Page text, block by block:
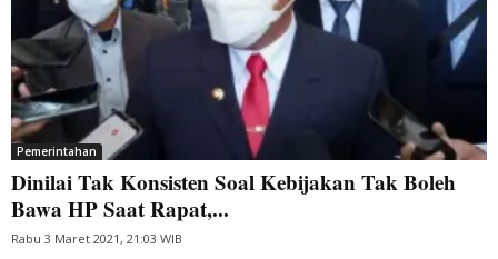
Pemerintahan
Dinilai Tak Konsisten Soal Kebijakan Tak Boleh
Bawa HP Saat Rapat,...
Rabu 3 Maret 2021, 21:03 WIB